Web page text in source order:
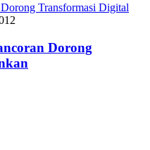
Transformasi Digital
Dorong